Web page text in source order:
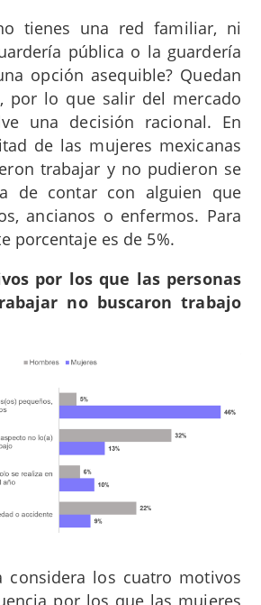
tienes una red familiar, ni
pública o la guardería
opción asequible? Quedan
por lo que salir del mercado
una decisión racional. En
de las mujeres mexicanas
trabajar y no pudieron se
de contar con alguien que
ancianos o enfermos. Para
porcentaje es de 5%.
por los que las personas
no buscaron trabajo
considera los cuatro motivos